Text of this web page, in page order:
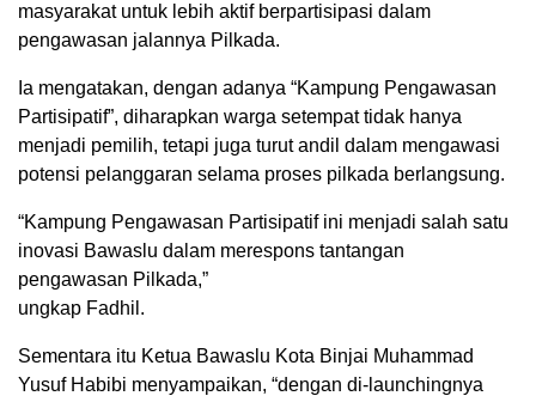
masyarakat untuk lebih aktif berpartisipasi dalam
pengawasan jalannya Pilkada.
Ia mengatakan, dengan adanya “Kampung Pengawasan
Partisipatif”, diharapkan warga setempat tidak hanya
menjadi pemilih, tetapi juga turut andil dalam mengawasi
potensi pelanggaran selama proses pilkada berlangsung.
“Kampung Pengawasan Partisipatif ini menjadi salah satu
inovasi Bawaslu dalam merespons tantangan
pengawasan Pilkada,”
ungkap Fadhil.
Sementara itu Ketua Bawaslu Kota Binjai Muhammad
Yusuf Habibi menyampaikan, “dengan di-launchingnya